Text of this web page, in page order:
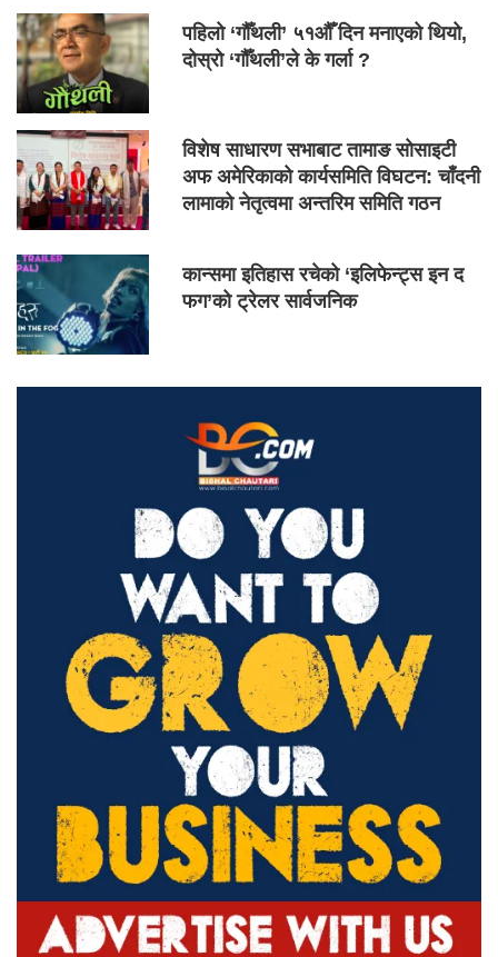
पहिलो ‘गौँथली’ ५१औँ दिन मनाएको थियो,
दोस्रो ‘गौँथली’ले के गर्ला ?
विशेष साधारण सभाबाट तामाङ सोसाइटी
अफ अमेरिकाको कार्यसमिति विघटन: चाँदनी
लामाको नेतृत्वमा अन्तरिम समिति गठन
कान्समा इतिहास रचेको ‘इलिफेन्ट्स इन द
फग’को ट्रेलर सार्वजनिक